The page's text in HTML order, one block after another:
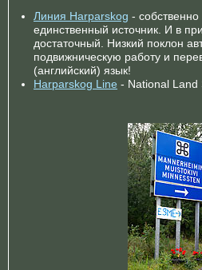
Линия Harparskog -
единственный источник. И в
достаточный. Низкий поклон
подвижническую работу и
(английский) язык!
Harparskog Line - National Land